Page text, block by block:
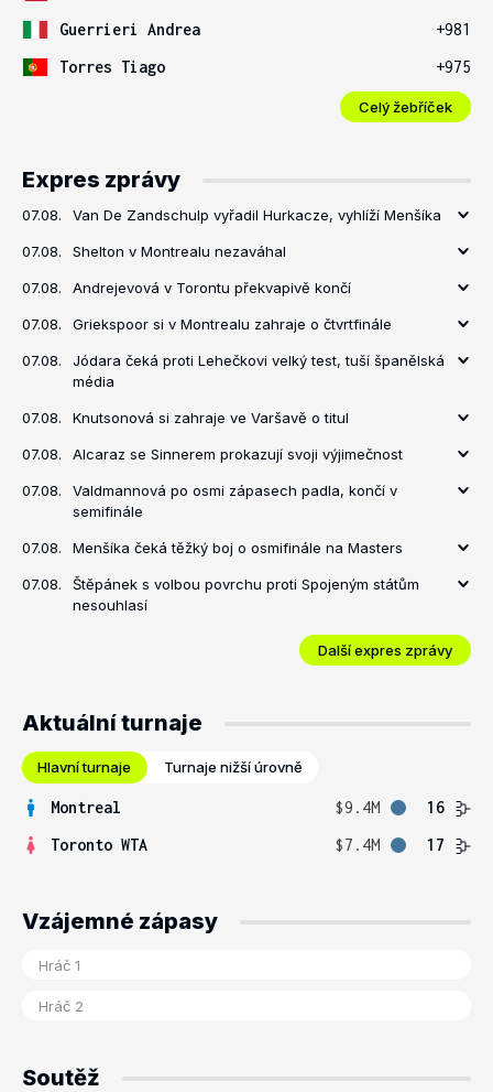
Guerrieri Andrea
+981
Torres Tiago
+975
Celý žebříček
Expres zprávy
07.08. Van De Zandschulp vyřadil Hurkacze, vyhlíží Menšíka
07.08. Shelton v Montrealu nezaváhal
07.08. Andrejevová v Torontu překvapivě končí
07.08. Griekspoor si v Montrealu zahraje o čtvrtfinále
07.08.
Jódara čeká proti Lehečkovi velký test, tuší španělská
média
07.08. Knutsonová si zahraje ve Varšavě o titul
07.08. Alcaraz se Sinnerem prokazují svoji výjimečnost
07.08.
Valdmannová po osmi zápasech padla, končí v
semifinále
07.08. Menšíka čeká těžký boj o osmifinále na Masters
07.08.
Štěpánek s volbou povrchu proti Spojeným státům
nesouhlasí
Další expres zprávy
Aktuální turnaje
Hlavní turnaje Turnaje nižší úrovně
Montreal $9.4M
16
Toronto WTA
$7.4M 17
Vzájemné zápasy
Soutěž